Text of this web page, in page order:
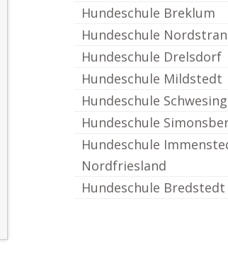
Hundeschule Breklum
Hundeschule
Hundeschule Drelsdorf
Hundeschule Mildstedt
Hundeschule Schwesing
Hundeschule
Hundeschule
Nordfriesland
Hundeschule Bredstedt